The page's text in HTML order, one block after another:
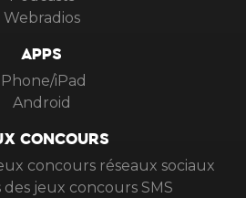
Webradios
APPS
iPhone/iPad
Android
CONCOURS
concours réseaux sociaux
jeux concours SMS